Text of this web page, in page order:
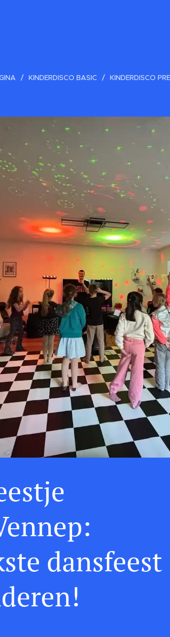
KINDERDISCO BASIC KINDERDISCO
dansfeest